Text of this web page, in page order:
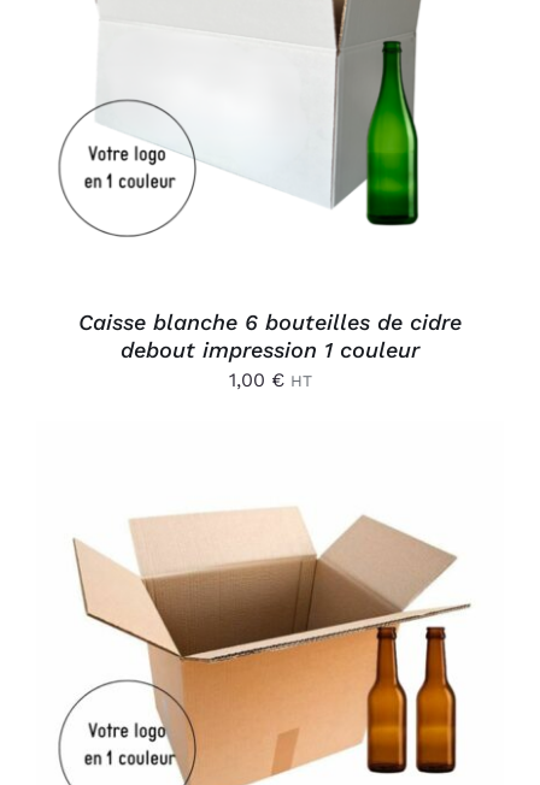
AJOUTER AU PANIER
Caisse blanche 6 bouteilles de cidre
debout impression 1 couleur
1,00 € HT
AJOUTER AU PANIER